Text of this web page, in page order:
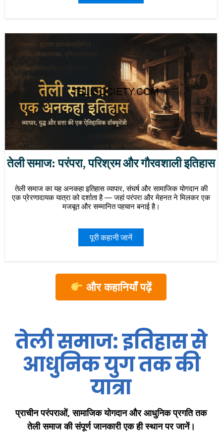
तेली समाज: परंपरा, परिश्रम और गौरवशाली इतिहास
तेली समाज का यह अनकहा इतिहास व्यापार, संघर्ष और सामाजिक योगदान की
एक प्रेरणादायक यात्रा को दर्शाता है — जहां परंपरा और मेहनत ने मिलकर एक
मजबूत और सम्मानित पहचान बनाई है।
पूरी कहानी जानें
और कहानियाँ पढ़ें
तेली समाज: इतिहास से
आधुनिक युग तक की
यात्रा
प्राचीन परंपराओं, सामाजिक योगदान और आधुनिक प्रगति तक
तेली समाज की संपूर्ण जानकारी एक ही स्थान पर जानें।